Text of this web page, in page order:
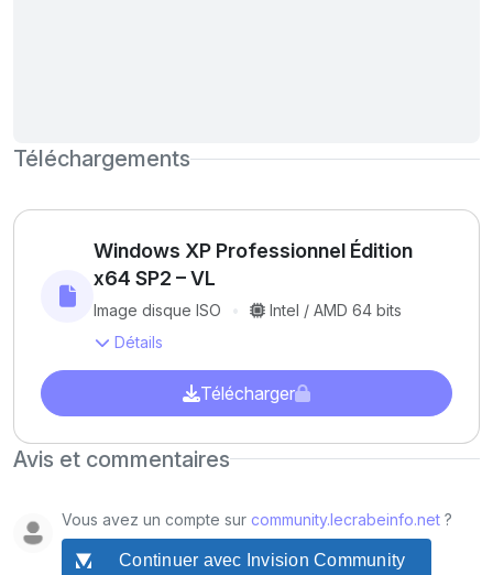
Téléchargements
Windows XP Professionnel Édition
x64 SP2 – VL
Image disque ISO
Intel / AMD 64 bits
Détails
Télécharger
Avis et commentaires
Vous avez un compte sur community.lecrabeinfo.net ?
Continuer avec Invision Community